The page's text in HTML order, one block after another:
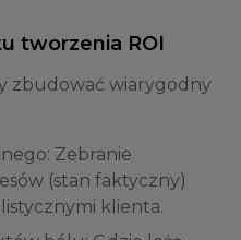
tworzenia ROI
zbudować wiarygodny
Zebranie
(stan faktyczny)
klienta.